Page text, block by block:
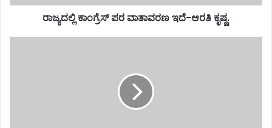
ರಾಜ್ಯದಲ್ಲಿ ಕಾಂಗ್ರೆಸ್ ಪರ ವಾತಾವರಣ ಇದೆ-ಆರತಿ ಕೃಷ್ಣ.